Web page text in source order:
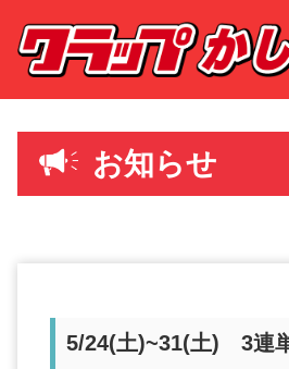
お知らせ
5/24(土)~31(土) 3連